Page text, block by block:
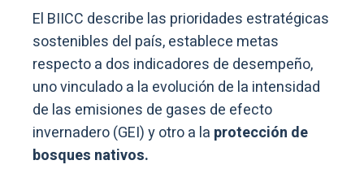
El BIICC describe las prioridades estratégicas
sostenibles del país, establece metas
respecto a dos indicadores de desempeño,
uno vinculado a la evolución de la intensidad
de las emisiones de gases de efecto
invernadero (GEI) y otro a la protección de
bosques nativos.